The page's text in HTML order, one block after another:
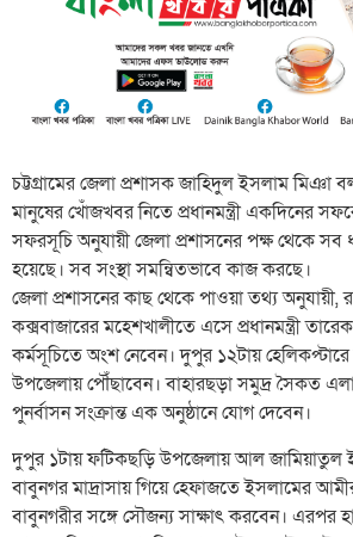
চট্টগ্রামের জেলা প্রশাসক জাহিদুল ইসলাম মিঞা
মানুষের খোঁজখবর নিতে প্রধানমন্ত্রী একদিনের
সফরসূচি অনুযায়ী জেলা প্রশাসনের পক্ষ থেকে সব
হয়েছে। সব সংস্থা সমন্বিতভাবে কাজ করছে।
জেলা প্রশাসনের কাছ থেকে পাওয়া তথ্য অনুযায়ী,
কক্সবাজারের মহেশখালীতে এসে প্রধানমন্ত্রী
কর্মসূচিতে অংশ নেবেন। দুপুর ১২টায় হেলিকপ্টারে
উপজেলায় পৌঁছাবেন। বাহারছড়া সমুদ্র সৈকত
পুনর্বাসন সংক্রান্ত এক অনুষ্ঠানে যোগ দেবেন।
দুপুর ১টায় ফটিকছড়ি উপজেলায় আল
বাবুনগর মাদ্রাসায় গিয়ে হেফাজতে ইসলামের
বাবুনগরীর সঙ্গে সৌজন্য সাক্ষাৎ করবেন। এরপর